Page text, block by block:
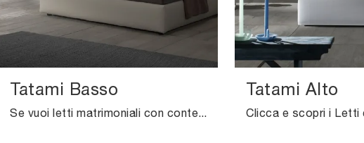
Tatami Basso
Se vuoi letti matrimoniali con contenitore, eccoti il modello Tatami Basso in pelle per arricchire la camera da letto.
Tatami Alto